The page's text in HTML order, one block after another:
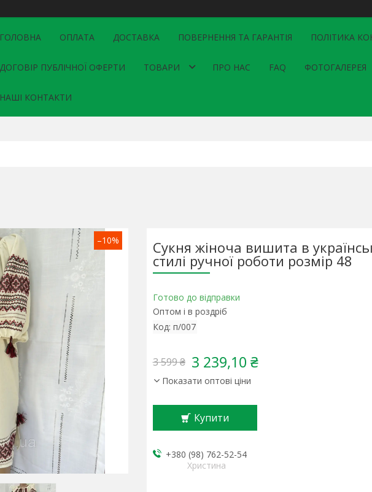
ГОЛОВНА ОПЛАТА ДОСТАВКА ПОВЕРНЕННЯ ТА ГАРАНТІЯ ПОЛІТИКА
ДОГОВІР ПУБЛІЧНОЇ ОФЕРТИ ТОВАРИ ПРО НАС FAQ ФОТОГАЛЕРЕЯ
НАШІ КОНТАКТИ
–10% Сукня жіноча вишита в
стилі ручної роботи розмір 48
Готово до відправки
Оптом і в роздріб
Код: п/007
3 599 ₴ 3 239,10 ₴
Показати оптові ціни
Купити
+380 (98) 762-52-54
Христина